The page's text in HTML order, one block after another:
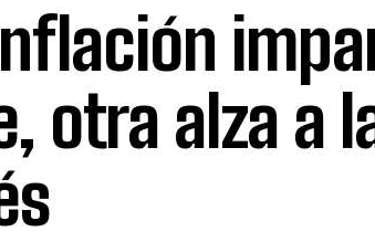
otra alza a